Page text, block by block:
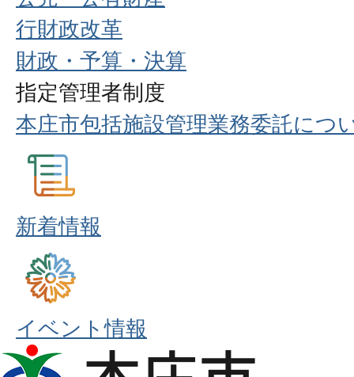
行財政改革
財政・予算・決算
指定管理者制度
本庄市包括施設管理業務委託につ
新着情報
イベント情報
本